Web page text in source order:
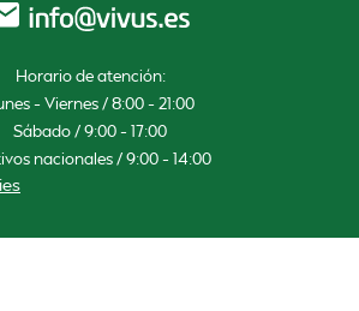
Horario de atención:
– Viernes / 8:00 – 21:00
Sábado / 9:00 – 17:00
nacionales / 9:00 – 14:00